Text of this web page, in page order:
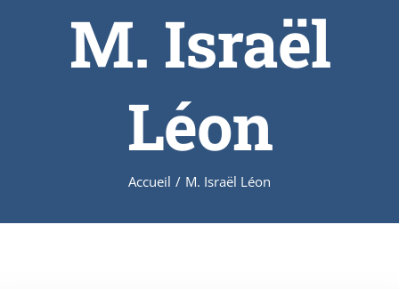
M. Israël
Léon
Accueil / M. Israël Léon